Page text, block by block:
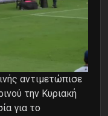
αντιμετώπισε
την Κυριακή
για το